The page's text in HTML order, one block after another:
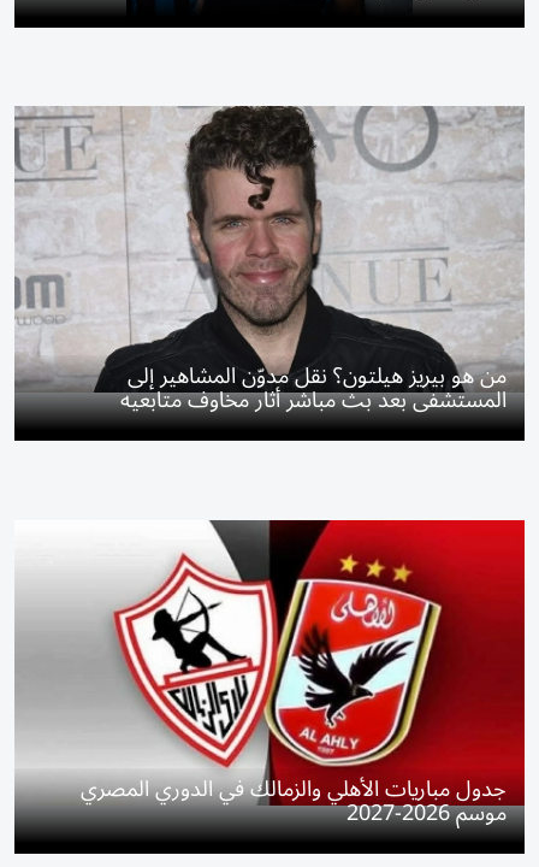
من هو بيريز هيلتون؟ نقل مدوّن المشاهير إلى
المستشفى بعد بث مباشر أثار مخاوف متابعيه
جدول مباريات الأهلي والزمالك في الدوري المصري
موسم 2026-2027